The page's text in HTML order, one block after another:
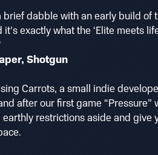
brief dabble with an early build
it’s exactly what the ‘Elite meets
Shotgun
Carrots, a small indie
after our first game “Pressure”
restrictions aside and give